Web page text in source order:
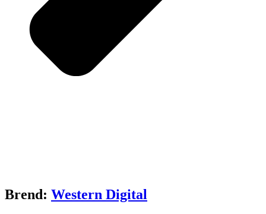
Brend: Western Digital